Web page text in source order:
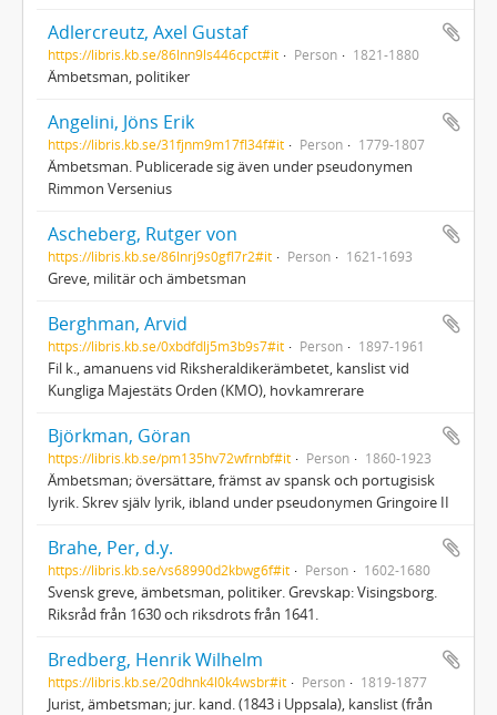
Adlercreutz, Axel Gustaf
https://libris.kb.se/86lnn9ls446cpct#it Person 1821-1880
Ämbetsman, politiker
Angelini, Jöns Erik
https://libris.kb.se/31fjnm9m17fl34f#it Person 1779-1807
Ämbetsman. Publicerade sig även under pseudonymen
Rimmon Versenius
Ascheberg, Rutger von
https://libris.kb.se/86lnrj9s0gfl7r2#it Person 1621-1693
Greve, militär och ämbetsman
Berghman, Arvid
https://libris.kb.se/0xbdfdlj5m3b9s7#it Person 1897-1961
Fil k., amanuens vid Riksheraldikerämbetet, kanslist vid
Kungliga Majestäts Orden (KMO), hovkamrerare
Björkman, Göran
https://libris.kb.se/pm135hv72wfrnbf#it Person 1860-1923
Ämbetsman; översättare, främst av spansk och portugisisk
lyrik. Skrev själv lyrik, ibland under pseudonymen Gringoire II
Brahe, Per, d.y.
https://libris.kb.se/vs68990d2kbwg6f#it Person 1602-1680
Svensk greve, ämbetsman, politiker. Grevskap: Visingsborg.
Riksråd från 1630 och riksdrots från 1641.
Bredberg, Henrik Wilhelm
https://libris.kb.se/20dhnk4l0k4wsbr#it Person 1819-1877
Jurist, ämbetsman; jur. kand. (1843 i Uppsala), kanslist (från